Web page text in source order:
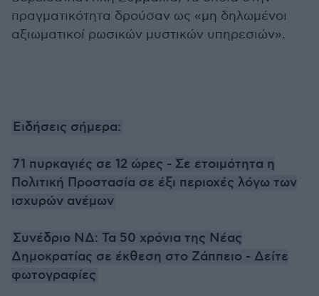
πραγματικότητα δρούσαν ως «μη δηλωμένοι
αξιωματικοί ρωσικών μυστικών υπηρεσιών».
Ειδήσεις σήμερα:
71 πυρκαγιές σε 12 ώρες - Σε ετοιμότητα η
Πολιτική Προστασία σε έξι περιοχές λόγω των
ισχυρών ανέμων
Συνέδριο ΝΔ: Τα 50 χρόνια της Νέας
Δημοκρατίας σε έκθεση στο Ζάππειο - Δείτε
φωτογραφίες